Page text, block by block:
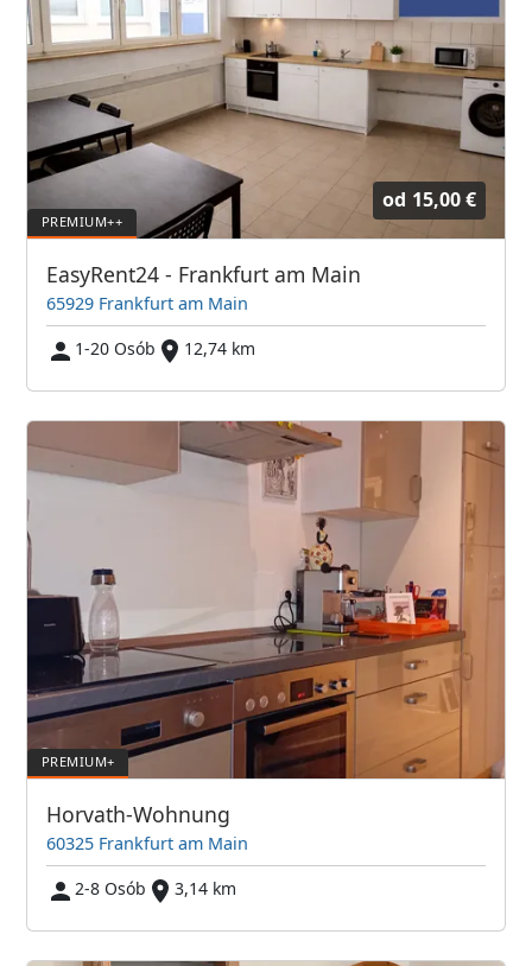
od 15,00 €
EasyRent24 - Frankfurt am Main
65929 Frankfurt am Main
1-20 Osób
12,74 km
Horvath-Wohnung
60325 Frankfurt am Main
2-8 Osób
3,14 km